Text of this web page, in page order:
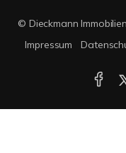
© Dieckmann
Impressum